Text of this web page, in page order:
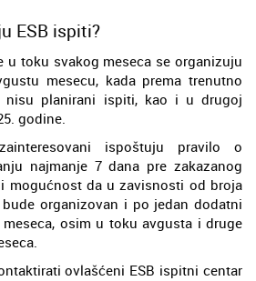
ESB ispiti?
u toku svakog meseca se organizuju
mesecu, kada prema trenutno
nisu planirani ispiti, kao i u drugoj
godine.
ispoštuju pravilo o
najmanje 7 dana pre zakazanog
mogućnost da u zavisnosti od broja
organizovan i po jedan dodatni
osim u toku avgusta i druge
ovlašćeni ESB ispitni centar